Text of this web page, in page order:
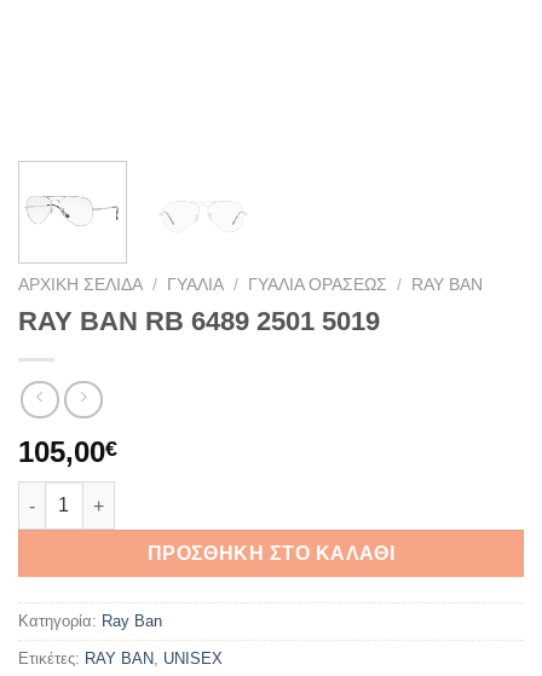
ΑΡΧΙΚΉ ΣΕΛΊΔΑ / ΓΥΑΛΙΆ / ΓΥΑΛΙΆ ΟΡΆΣΕΩΣ / RAY BAN
RAY BAN RB 6489 2501 5019
105,00€
RAY BAN RB 6489 2501 5019 ποσότητα
ΠΡΟΣΘΉΚΗ ΣΤΟ ΚΑΛΆΘΙ
Κατηγορία: Ray Ban
Ετικέτες: RAY BAN, UNISEX